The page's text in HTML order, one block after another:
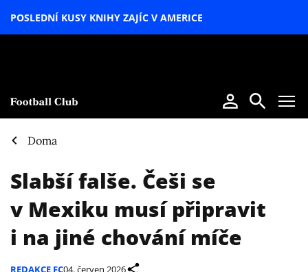
POSLEDNÍ KUSY KNIHY ZAJÍC V AMERICE
Doma
Slabší falše. Češi se
v Mexiku musí připravit
i na jiné chování míče
REDAKCE FC04. červen 2026